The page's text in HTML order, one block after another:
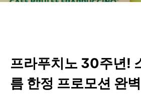
프라푸치노 30주년!
름 한정 프로모션 완